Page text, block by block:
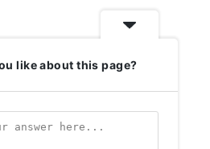
like about this page?